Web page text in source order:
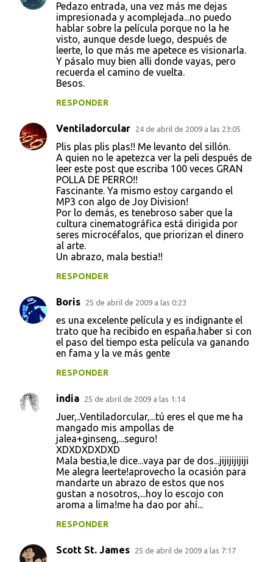
Pedazo entrada, una vez más me dejas
impresionada y acomplejada...no puedo
hablar sobre la película porque no la he
visto, aunque desde luego, después de
leerte, lo que más me apetece es visionarla.
Y pásalo muy bien alli donde vayas, pero
recuerda el camino de vuelta.
Besos.
RESPONDER
Ventiladorcular 24 de abril de 2009 a las 23:05
Plis plas plis plas!! Me levanto del sillón.
A quien no le apetezca ver la peli después de
leer este post que escriba 100 veces GRAN
POLLA DE PERRO!!
Fascinante. Ya mismo estoy cargando el
MP3 con algo de Joy Division!
Por lo demás, es tenebroso saber que la
cultura cinematográfica está dirigida por
seres microcéfalos, que priorizan el dinero
al arte.
Un abrazo, mala bestia!!
RESPONDER
Boris 25 de abril de 2009 a las 0:23
es una excelente película y es indignante el
trato que ha recibido en españa.haber si con
el paso del tiempo esta película va ganando
en fama y la ve más gente
RESPONDER
india 25 de abril de 2009 a las 1:14
Juer,..Ventiladorcular,...tú eres el que me ha
mangado mis ampollas de
jalea+ginseng,...seguro!
XDXDXDXDXD
Mala bestia,le dice...vaya par de dos...jijijijijiji
Me alegra leerte!aprovecho la ocasión para
mandarte un abrazo de estos que nos
gustan a nosotros,...hoy lo escojo con
aroma a lima!me ha dao por ahí...
RESPONDER
Scott St. James 25 de abril de 2009 a las 7:17